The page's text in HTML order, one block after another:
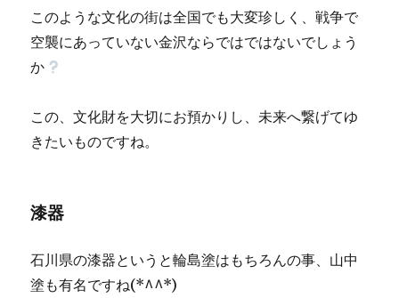
このような文化の街は全国でも大変珍しく、戦争で
空襲にあっていない金沢ならではではないでしょう
か
この、文化財を大切にお預かりし、未来へ繋げてゆ
きたいものですね。
漆器
石川県の漆器というと輪島塗はもちろんの事、山中
塗も有名ですね(*^^*)